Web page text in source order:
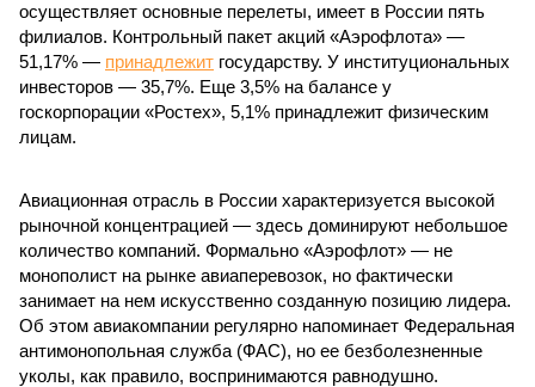
осуществляет основные перелеты, имеет в России пять
филиалов. Контрольный пакет акций «Аэрофлота» —
51,17% — принадлежит государству. У институциональных
инвесторов — 35,7%. Еще 3,5% на балансе у
госкорпорации «Ростех», 5,1% принадлежит физическим
лицам.
Авиационная отрасль в России характеризуется высокой
рыночной концентрацией — здесь доминируют небольшое
количество компаний. Формально «Аэрофлот» — не
монополист на рынке авиаперевозок, но фактически
занимает на нем искусственно созданную позицию лидера.
Об этом авиакомпании регулярно напоминает Федеральная
антимонопольная служба (ФАС), но ее безболезненные
уколы, как правило, воспринимаются равнодушно.